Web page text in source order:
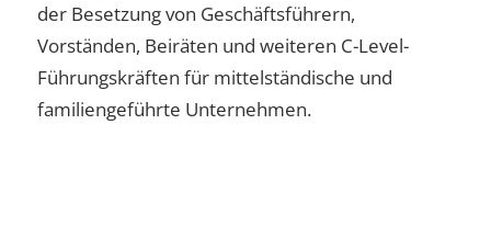
der Besetzung von Geschäftsführern,
Vorständen, Beiräten und weiteren C-Level-
Führungskräften für mittelständische und
familiengeführte Unternehmen.